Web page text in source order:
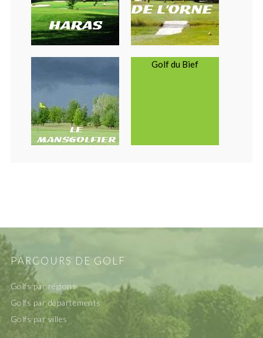
Golf du Bief
PARCOURS DE GOLF
Golfs par régions
Golfs par départements
Golfs par villes